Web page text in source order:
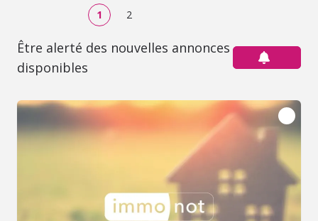
1 2
Être alerté des nouvelles annonces
disponibles